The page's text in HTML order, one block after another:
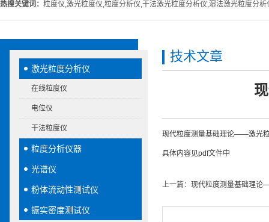
热搜关键词： 粒度仪,激光粒度仪,粒度分析仪,干法激光粒度分析仪,湿法激光粒度分析
激光粒度分析仪
在线粒度仪
电位仪
干法粒度仪
粒度分析仪器
光谱仪
粉体流动性测试仪
振实密度测试仪
技术文章
现代粒度测量基础理论——激光
具体内容见pdf文件中
上一篇： 现代粒度测量基础理论